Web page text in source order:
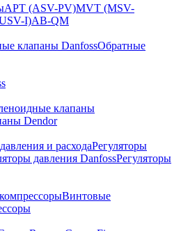
APT (ASV-PV)MVT (MSV-
I)AB-QM
клапаны DanfossОбратные
клапаны
Dendor
и расходаРегуляторы
давления DanfossРегуляторы
Винтовые